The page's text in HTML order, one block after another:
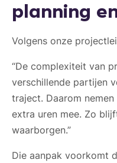
planning
Volgens onze
“De complexiteit van
verschillende partijen
traject. Daarom
extra uren mee. Zo
waarborgen.”
Die aanpak voorkomt